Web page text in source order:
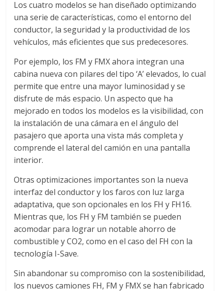
–
T
r
a
n
s
p
o
r
t
Los cuatro modelos se han diseñado optimizando
una serie de características, como el entorno del
conductor, la seguridad y la productividad de los
vehículos, más eficientes que sus predecesores.
Por ejemplo, los FM y FMX ahora integran una
cabina nueva con pilares del tipo ‘A’ elevados, lo cual
permite que entre una mayor luminosidad y se
disfrute de más espacio. Un aspecto que ha
mejorado en todos los modelos es la visibilidad, con
la instalación de una cámara en el ángulo del
pasajero que aporta una vista más completa y
comprende el lateral del camión en una pantalla
interior.
Otras optimizaciones importantes son la nueva
interfaz del conductor y los faros con luz larga
adaptativa, que son opcionales en los FH y FH16.
Mientras que, los FH y FM también se pueden
acomodar para lograr un notable ahorro de
combustible y CO2, como en el caso del FH con la
tecnología I-Save.
Sin abandonar su compromiso con la sostenibilidad,
los nuevos camiones FH, FM y FMX se han fabricado